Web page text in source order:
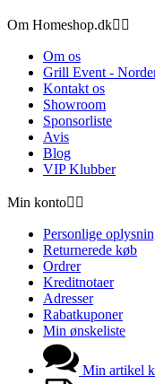
Om Homeshop.dk 
Om os
Grill Event -
Kontakt os
Showroom
Sponsorliste
Avis
Blog
VIP Klubber
Min konto 
Personlige
Returnerede køb
Ordrer
Kreditnotaer
Adresser
Rabatkuponer
Min ønskeliste
Min artikel